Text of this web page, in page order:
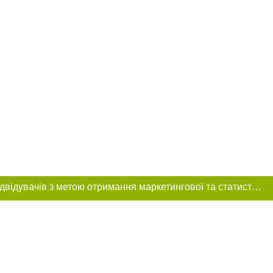
Цей сайт використовує «cookies». Також веб-сайт використовує інтернет-сервіс для збору технічних даних стосовно відвідувачів з метою отримання маркетингової та статистичної інформації. Умови обробки даних відвідувачів сайту див.